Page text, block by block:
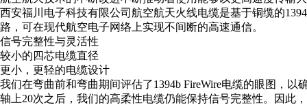
西安福川电子科技有限公司航空航天火线电缆是基于铜缆的
路，可在现代航空电子网络上实现不间断的高速通信。
信号完整性与灵活性
较小的四芯电缆直径
更小，更轻的电缆设计
我们在弯曲前和弯曲期间评估了1394b FireWire电缆的眼图，
轴上20次之后，我们的高柔性电缆仍能保持信号完整性。因此